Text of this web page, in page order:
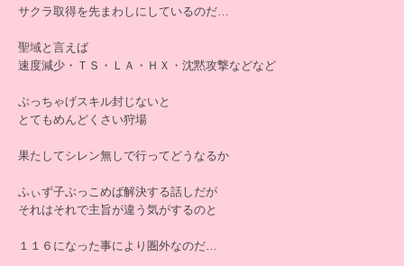
サクラ取得を先まわしにしているのだ…
聖域と言えば
速度減少・ＴＳ・ＬＡ・ＨＸ・沈黙攻撃などなど
ぶっちゃげスキル封じないと
とてもめんどくさい狩場
果たしてシレン無しで行ってどうなるか
ふぃず子ぶっこめば解決する話しだが
それはそれで主旨が違う気がするのと
１１６になった事により圏外なのだ…